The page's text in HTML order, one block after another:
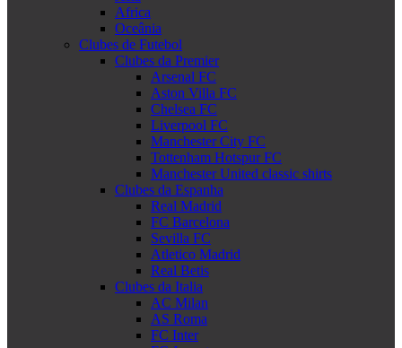
Africa
Oceânia
Clubes de Futebol
Clubes da Premier
Arsenal FC
Aston Villa FC
Chelsea FC
Liverpool FC
Manchester City FC
Tottenham Hotspur FC
Manchester United classic shirts
Clubes da Espanha
Real Madrid
FC Barcelona
Sevilla FC
Atletico Madrid
Real Betis
Clubes da Italia
AC Milan
AS Roma
FC Inter